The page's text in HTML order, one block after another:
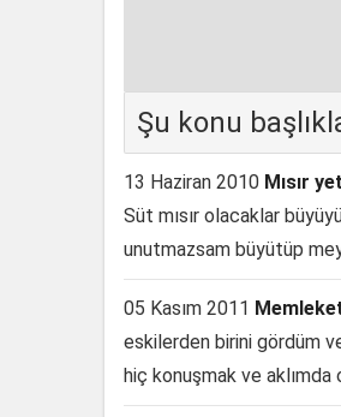
Şu konu
13 Haziran 2010 Mısır
Süt mısır olacaklar
unutmazsam büyütüp
05 Kasım 2011
eskilerden birini gördüm
hiç konuşmak ve